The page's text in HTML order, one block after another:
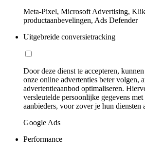
Meta-Pixel, Microsoft Advertising,
productaanbevelingen, Ads Defender
Uitgebreide conversietracking
Door deze dienst te accepteren,
onze online advertenties beter volgen,
advertentieaanbod optimaliseren.
versleutelde persoonlijke gegevens
aanbieders, voor zover je hun diensten
Google Ads
Performance